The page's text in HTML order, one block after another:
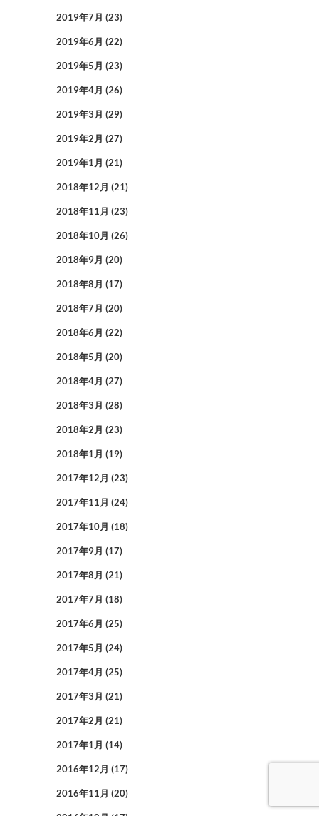
2019年7月 (23)
2019年6月 (22)
2019年5月 (23)
2019年4月 (26)
2019年3月 (29)
2019年2月 (27)
2019年1月 (21)
2018年12月 (21)
2018年11月 (23)
2018年10月 (26)
2018年9月 (20)
2018年8月 (17)
2018年7月 (20)
2018年6月 (22)
2018年5月 (20)
2018年4月 (27)
2018年3月 (28)
2018年2月 (23)
2018年1月 (19)
2017年12月 (23)
2017年11月 (24)
2017年10月 (18)
2017年9月 (17)
2017年8月 (21)
2017年7月 (18)
2017年6月 (25)
2017年5月 (24)
2017年4月 (25)
2017年3月 (21)
2017年2月 (21)
2017年1月 (14)
2016年12月 (17)
2016年11月 (20)